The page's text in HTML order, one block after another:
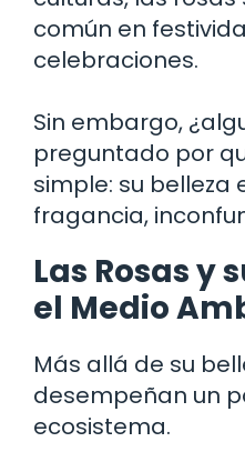
común en
celebraciones.
Sin embargo,
preguntado por
simple: su belleza
fragancia,
Las Rosas y
el Medio
Más allá de su
desempeñan un
ecosistema.